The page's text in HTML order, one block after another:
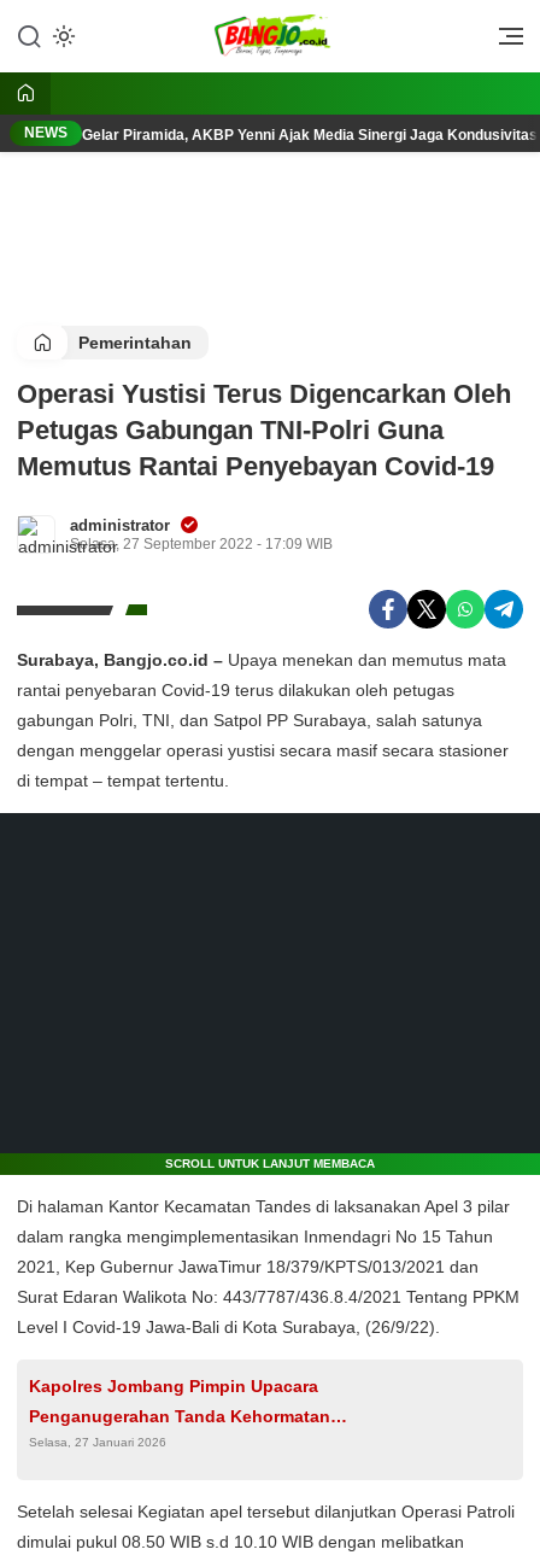
konten
Bangjo.co.id
Berani, Tegas, Terpercaya
NEWS Gelar Piramida, AKBP Yenni Ajak Media Sinergi Jaga
Pemerintahan
Operasi Yustisi Terus Digencarkan Oleh
Petugas Gabungan TNI-Polri Guna
Memutus Rantai Penyebayan Covid-19
administrator
Selasa, 27 September 2022 - 17:09 WIB
Surabaya, Bangjo.co.id – Upaya menekan dan memutus mata
rantai penyebaran Covid-19 terus dilakukan oleh petugas
gabungan Polri, TNI, dan Satpol PP Surabaya, salah satunya
dengan menggelar operasi yustisi secara masif secara stasioner
di tempat – tempat tertentu.
SCROLL UNTUK LANJUT MEMBACA
Di halaman Kantor Kecamatan Tandes di laksanakan Apel 3 pilar
dalam rangka mengimplementasikan Inmendagri No 15 Tahun
2021, Kep Gubernur JawaTimur 18/379/KPTS/013/2021 dan
Surat Edaran Walikota No: 443/7787/436.8.4/2021 Tentang PPKM
Level I Covid-19 Jawa-Bali di Kota Surabaya, (26/9/22).
Kapolres Jombang Pimpin Upacara
Penganugerahan Tanda Kehormatan
Satyalancana Pengabdian bagi Personel Polri
Selasa, 27 Januari 2026
Setelah selesai Kegiatan apel tersebut dilanjutkan Operasi Patroli
dimulai pukul 08.50 WIB s.d 10.10 WIB dengan melibatkan